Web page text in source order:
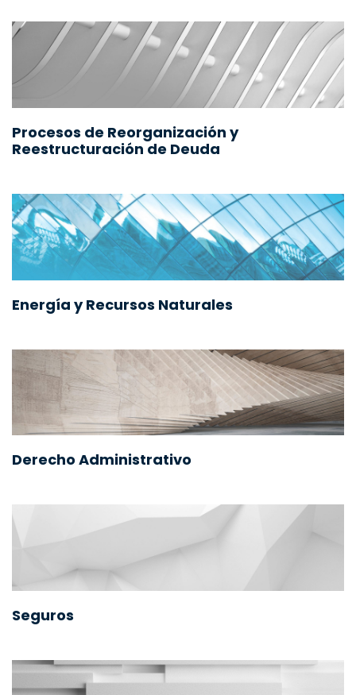
Procesos de Reorganización y
Reestructuración de Deuda
Energía y Recursos Naturales
Derecho Administrativo
Seguros